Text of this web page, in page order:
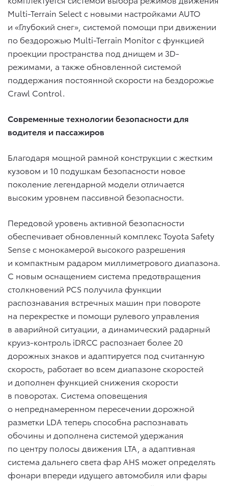
Multi-Terrain Select с новыми настройками AUTO
и «Глубокий снег», системой помощи при движении
по бездорожью Multi-Terrain Monitor с функцией
проекции пространства под днищем и 3D-
режимами, а также обновленной системой
поддержания постоянной скорости на бездорожье
Crawl Control.
Современные технологии безопасности для
водителя и пассажиров
Благодаря мощной рамной конструкции с жестким
кузовом и 10 подушкам безопасности новое
поколение легендарной модели отличается
высоким уровнем пассивной безопасности.
Передовой уровень активной безопасности
обеспечивает обновленный комплекс Toyota Safety
Sense с монокамерой высокого разрешения
и компактным радаром миллиметрового диапазона.
С новым оснащением система предотвращения
столкновений PCS получила функции
распознавания встречных машин при повороте
на перекрестке и помощи рулевого управления
в аварийной ситуации, а динамический радарный
круиз-контроль iDRCC распознает более 20
дорожных знаков и адаптируется под считанную
скорость, работает во всем диапазоне скоростей
и дополнен функцией снижения скорости
в поворотах. Система оповещения
о непреднамеренном пересечении дорожной
разметки LDA теперь способна распознавать
обочины и дополнена системой удержания
по центру полосы движения LTA, а адаптивная
система дальнего света фар AHS может определять
фонари впереди идущего автомобиля или фары